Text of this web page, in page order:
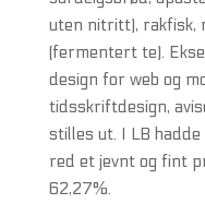
uten nitritt), rakfisk,
(fermentert te).
design for web og
tidsskriftdesign,
stilles ut. I LB
red et jevnt og fint
62,27%.